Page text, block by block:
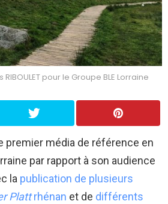
pour le Groupe BLE Lorraine
premier média de référence en
par rapport à son audience
la publication de plusieurs
Plattrhénan et de différents